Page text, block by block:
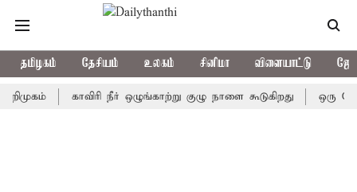
தமிழகம் தேசியம் உலகம் சினிமா விளையாட்டு
காவிரி நீர் ஒழுங்காற்று குழு நாளை கூடுகிறது ஒரு